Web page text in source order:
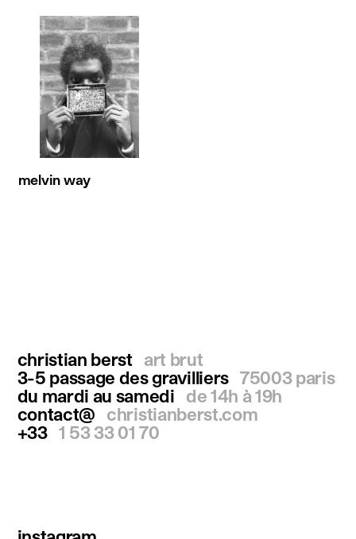
melvin way
christian berst
art brut
3-5 passage des gravilliers 75003 paris
du mardi au samedi
de 14h à 19h
contact@
christianberst.com
+33 1 53 33 01 70